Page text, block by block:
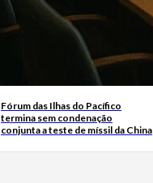
Fórum das Ilhas do Pacífico
termina sem condenação
conjunta a teste de míssil da China